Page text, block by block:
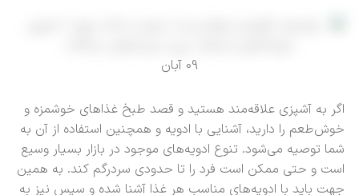
09 آبان
اگر به آشپزی علاقه‌مند هستید و قصد طبخ غذاهای خوشمزه و
خوش‌طعم را دارید، آشنایی با ادویه‌ و همچنین استفاده از آن‌ به
شما توصیه می‌شود. تنوع ادویه‌های موجود در بازار بسیار وسیع
است و حتی ممکن است فرد را تا حدودی سردرگم کند. به همین
جهت باید با ادویه‌های مناسب هر غذا آشنا شده و سپس نیز به